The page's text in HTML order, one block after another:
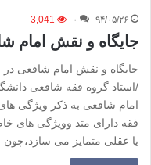
۹۴/۰۵/۲۶ ۰ 3,041
جایگاه و نقش امام
جایگاه و نقش امام شافعی در
/استاد گروه فقه شافعی
امام شافعی به ذکر ویژگی
فقه دارای متد وویژگی های
یا عقلی متمایز می سازد،چون